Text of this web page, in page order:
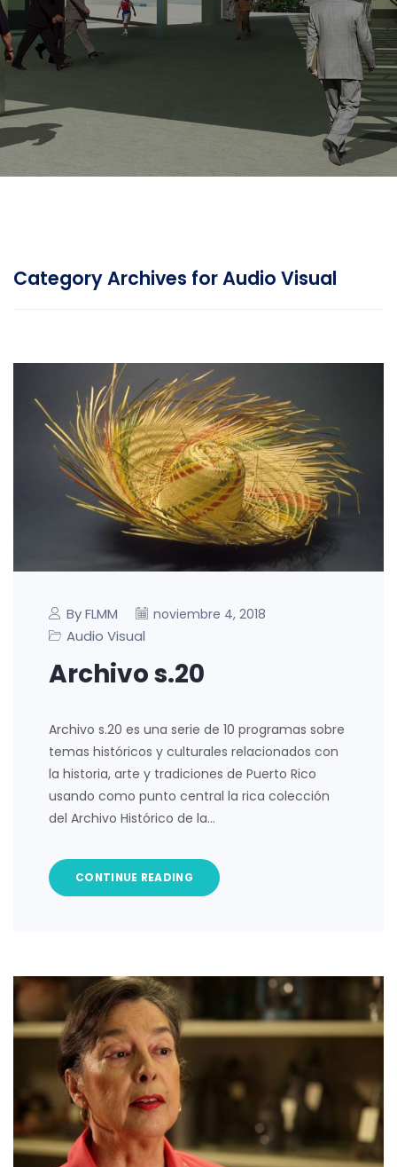
Category Archives for Audio Visual
By FLMM noviembre 4, 2018
Audio Visual
Archivo s.20
Archivo s.20 es una serie de 10 programas sobre
temas históricos y culturales relacionados con
la historia, arte y tradiciones de Puerto Rico
usando como punto central la rica colección
del Archivo Histórico de la…
CONTINUE READING